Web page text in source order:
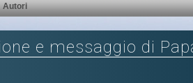
Autori
e messaggio di